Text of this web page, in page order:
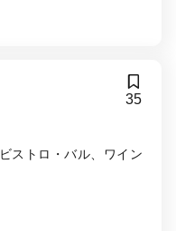
35
ストロ・バル、ワイン